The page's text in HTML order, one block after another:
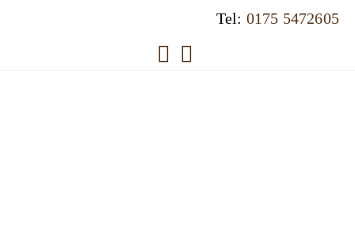
Tel: 0175 5472605